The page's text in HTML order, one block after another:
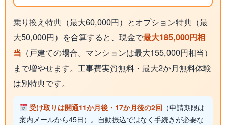
乗り換え特典（最大60,000円）とオプション特典（最
大50,000円）を合算すると、現金で最大185,000円相
当 （戸建ての場合。マンションは最大155,000円相当）
まで増やせます。工事費実質無料・最大2か月無料体験
は別特典です。
受け取りは開通11か月後・17か月後の2回 （申請期限は
案内メールから45日）。自動振込ではなく手続きが必要な